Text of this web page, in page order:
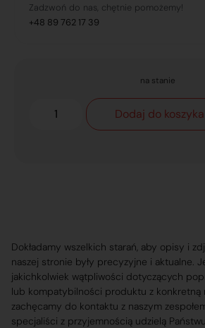
Zadzwoń do nas, chętnie pomożemy!
+48 89 762 17 39
na stanie
Dodaj do koszyka
Dokładamy wszelkich starań, aby opisy i
naszej stronie były precyzyjne i aktualne.
jakichkolwiek wątpliwości dotyczących
lub kompatybilności produktu z konkretną
zachęcamy do kontaktu z naszym
specjaliści z przyjemnością udzielą